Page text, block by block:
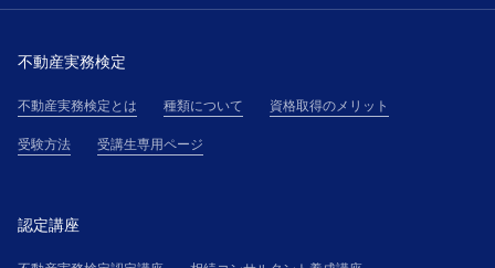
不動産実務検定
不動産実務検定とは 種類について 資格取得のメリット
受験方法 受講生専用ページ
認定講座